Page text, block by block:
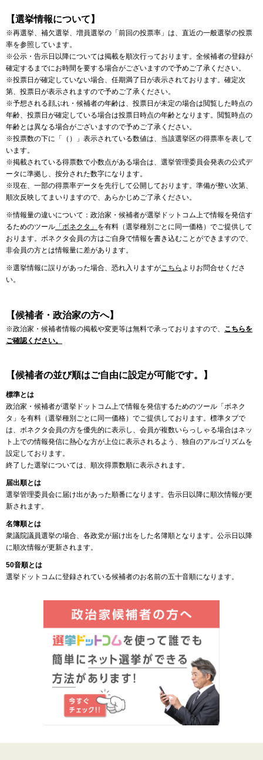
【選挙情報について】
※再選挙、補欠選挙、増員選挙の「前回の投票率」は、直近の一般選挙の投票
率を参照しています。
※公示・告示日以降については掲載を順次行っております。全候補者の登録が
確定するまでにお時間を要する場合がございますので予めご了承ください。
※投票日が確定していない場合、任期満了日が表示されております。確定次
第、投票日が表示されますので予めご了承ください。
※予想される顔ぶれ・候補者の年齢は、投票日が未定の場合は閲覧した時点の
年齢、投票日が確定している場合は投票日時点の年齢となります。閲覧時点の
年齢とは異なる場合がございますので予めご了承ください。
※投票数の下に「（）」表示されている数値は、当該選挙区の得票率を表して
います。
※掲載されている得票数で小数点がある場合は、選挙管理委員会発表の公式デ
ータに準拠し、按分された数字になります。
※現在、一部の得票率データを先行して公開しております。準備が整い次第、
順次反映してまいりますので、あらかじめご了承ください。
※情報量の違いについて：政治家・候補者が選挙ドットコム上で情報を発信す
るためのツール 「ボネクタ」 を有料（選挙種別ごとに同一価格）でご提供して
おります。ボネクタ会員の方はご自身で情報を書き込むことができますので、
非会員の方とは情報量に差があります。
※選挙情報に誤りがあった場合、恐れ入りますがこちら よりお問合せくださ
い。
【候補者・政治家の方へ】
※政治家・候補者情報の掲載や変更等は無料で承っておりますので、 こちらを
ご確認ください。
【候補者の並び順はご自由に設定が可能です。】
標準とは
政治家・候補者が選挙ドットコム上で情報を発信するためのツール「ボネク
タ」を有料（選挙種別ごとに同一価格）でご提供しております。標準タブで
は、ボネクタ会員の方を優先的に表示し、会員が複数いらっしゃる場合はネッ
ト上での情報発信に熱心な方が上位に表示されるよう、独自のアルゴリズムを
設定しております。
終了した選挙については、順次得票数順に表示されます。
届出順とは
選挙管理委員会に届け出があった順番になります。告示日以降に順次情報が更
新されます。
名簿順とは
衆議院議員選挙の場合、各政党が届け出をした名簿順となります。公示日以降
に順次情報が更新されます。
50音順とは
選挙ドットコムに登録されている候補者のお名前の五十音順になります。